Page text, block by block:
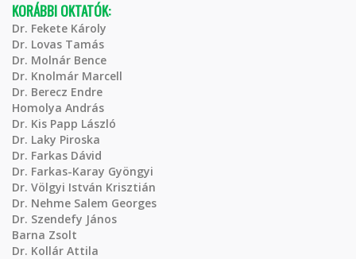
KORÁBBI OKTATÓK:
Dr. Fekete Károly
Dr. Lovas Tamás
Dr. Molnár Bence
Dr. Knolmár Marcell
Dr. Berecz Endre
Homolya András
Dr. Kis Papp László
Dr. Laky Piroska
Dr. Farkas Dávid
Dr. Farkas-Karay Gyöngyi
Dr. Völgyi István Krisztián
Dr. Nehme Salem Georges
Dr. Szendefy János
Barna Zsolt
Dr. Kollár Attila